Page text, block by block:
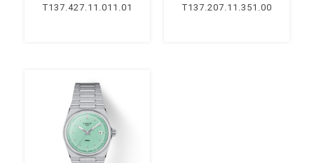
T137.427.11.011.01
T137.207.11.351.00